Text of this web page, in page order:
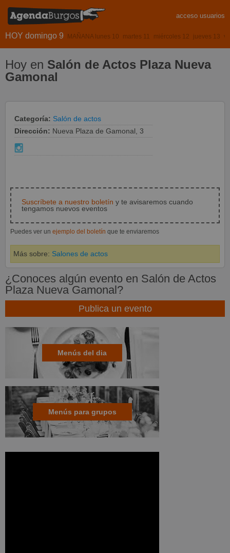
acceso usuarios
HOY domingo 9 MAÑANA lunes 10 martes 11 miércoles 12 jueves 13
Hoy en Salón de Actos Plaza Nueva
Gamonal
Categoría: Salón de actos
Dirección: Nueva Plaza de Gamonal, 3
Suscríbete a nuestro boletín y te avisaremos cuando
tengamos nuevos eventos
Puedes ver un ejemplo del boletín que te enviaremos
Más sobre: Salones de actos
¿Conoces algún evento en Salón de Actos
Plaza Nueva Gamonal?
Publica un evento
Menús del dia
Menús para grupos